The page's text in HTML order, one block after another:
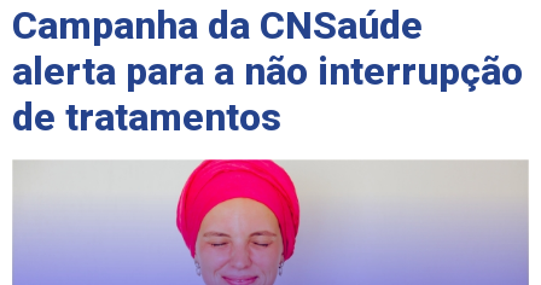
Campanha da CNSaúde
alerta para a não interrupção
de tratamentos